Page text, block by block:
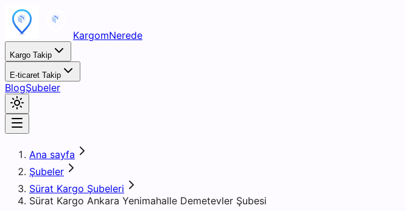
KargomNerede
Kargo Takip
E-ticaret Takip
BlogŞubeler
Ana sayfa
Şubeler
Sürat Kargo Şubeleri
Sürat Kargo Ankara Yenimahalle Demetevler Şubesi